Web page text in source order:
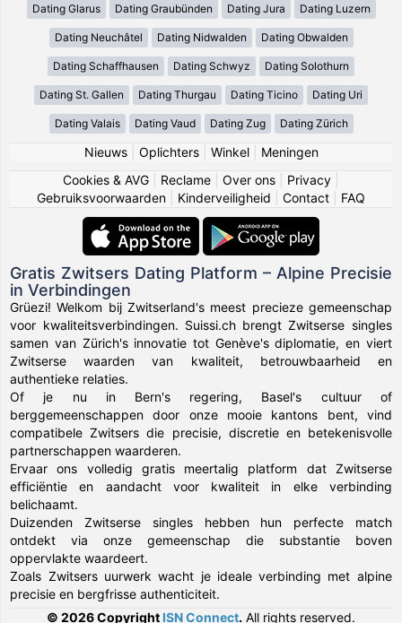
Dating Glarus Dating Graubünden Dating Jura Dating Luzern
Dating Neuchâtel Dating Nidwalden Dating Obwalden
Dating Schaffhausen Dating Schwyz Dating Solothurn
Dating St. Gallen Dating Thurgau Dating Ticino Dating Uri
Dating Valais Dating Vaud Dating Zug Dating Zürich
Nieuws| Oplichters| Winkel| Meningen
Cookies & AVG
Reclame Over ons Privacy
Gebruiksvoorwaarden
Kinderveiligheid Contact FAQ
Gratis Zwitsers Dating Platform – Alpine Precisie
in Verbindingen
Grüezi! Welkom bij Zwitserland's meest precieze gemeenschap
voor kwaliteitsverbindingen. Suissi.ch brengt Zwitserse singles
samen van Zürich's innovatie tot Genève's diplomatie, en viert
Zwitserse waarden van kwaliteit, betrouwbaarheid en
authentieke relaties.
Of je nu in Bern's regering, Basel's cultuur of
berggemeenschappen door onze mooie kantons bent, vind
compatibele Zwitsers die precisie, discretie en betekenisvolle
partnerschappen waarderen.
Ervaar ons volledig gratis meertalig platform dat Zwitserse
efficiëntie en aandacht voor kwaliteit in elke verbinding
belichaamt.
Duizenden Zwitserse singles hebben hun perfecte match
ontdekt via onze gemeenschap die substantie boven
oppervlakte waardeert.
Zoals Zwitsers uurwerk wacht je ideale verbinding met alpine
precisie en bergfrisse authenticiteit.
© 2026 Copyright ISN Connect. All rights reserved.